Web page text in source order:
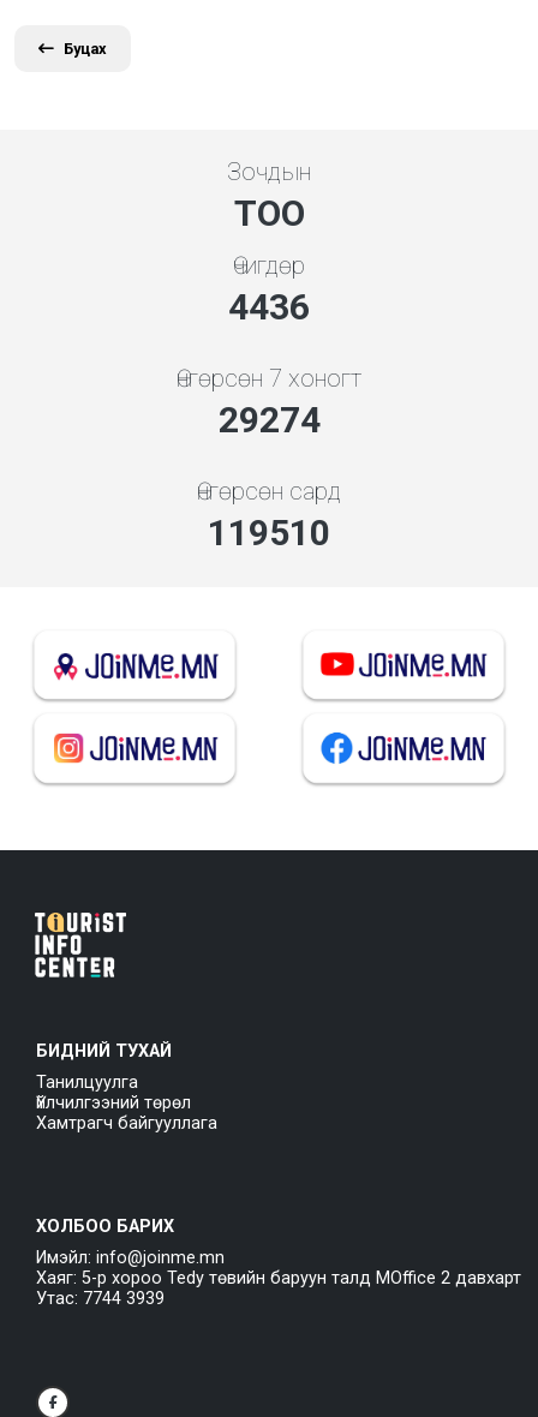
Буцах
Зочдын
ТОО
Өчигдөр
4778
Өнгөрсөн 7 хоногт
31526
Өнгөрсөн сард
128703
БИДНИЙ ТУХАЙ
Танилцуулга
Үйлчилгээний төрөл
Хамтрагч байгууллага
ХОЛБОО БАРИХ
Имэйл: info@joinme.mn
Хаяг: 5-р хороо Tedy төвийн баруун талд MOffice 2 давхарт
Утас: 7744 3939